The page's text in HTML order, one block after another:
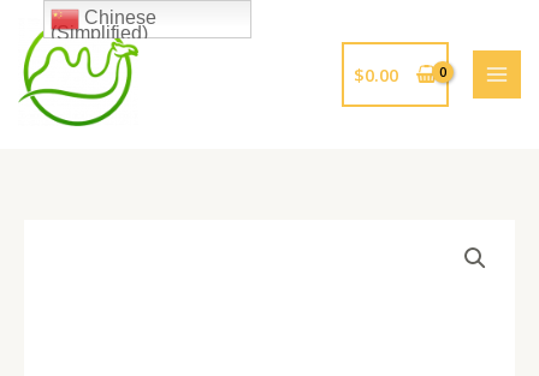
$0.00
Chinese
(Simplified)